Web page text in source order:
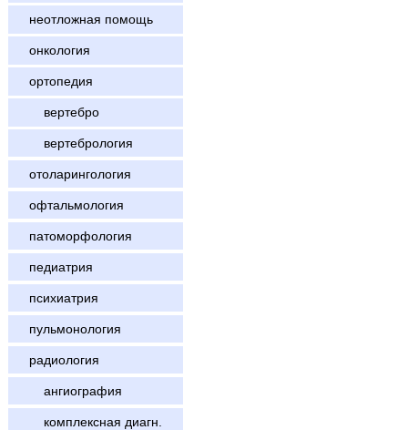
неотложная помощь
онкология
ортопедия
вертебро
вертебрология
отоларингология
офтальмология
патоморфология
педиатрия
психиатрия
пульмонология
радиология
ангиография
комплексная диагн.